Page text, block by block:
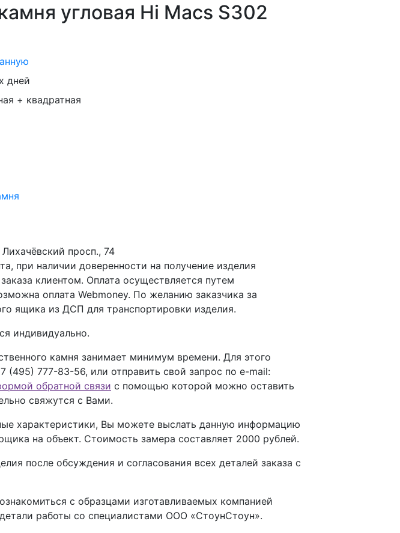
угловая Hi Macs S302
дней
+ квадратная
просп., 74
при наличии доверенности на получение изделия
клиентом. Оплата осуществляется путем
оплата Webmoney. По желанию заказчика за
ящика из ДСП для транспортировки изделия.
индивидуально.
камня занимает минимум времени. Для этого
(495) 777-83-56, или отправить свой запрос по e-mail:
обратной связи с помощью которой можно оставить
свяжутся с Вами.
характеристики, Вы можете выслать данную информацию
на объект. Стоимость замера составляет 2000 рублей.
после обсуждения и согласования всех деталей заказа с
с образцами изготавливаемых компанией
работы со специалистами ООО «СтоунСтоун».